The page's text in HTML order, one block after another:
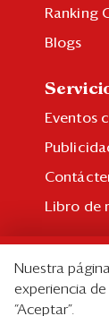
Ranking
Blogs
Eventos
Libro de
Nuestra
experiencia de
“Aceptar”.